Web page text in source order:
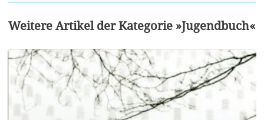
Weitere Artikel der Kategorie »Jugendbuch«